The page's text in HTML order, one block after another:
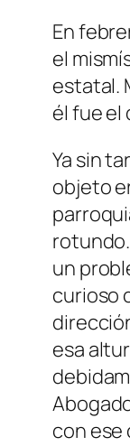
En
el
estatal.
él fue el
Ya sin
objeto
un
curioso
esa
con ese